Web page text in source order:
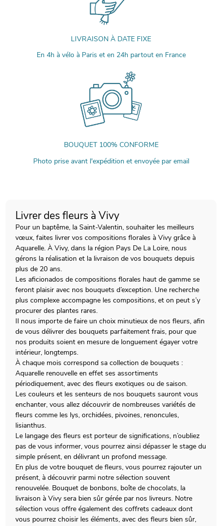
LIVRAISON À DATE FIXE
En 4h à vélo à Paris et en 24h partout en France
BOUQUET 100% CONFORME
Photo prise avant l'expédition et envoyée par email
Livrer des fleurs à Vivy
Pour un baptême, la Saint-Valentin, souhaiter les meilleurs
vœux, faites livrer vos compositions florales à Vivy grâce à
Aquarelle. À Vivy, dans la région Pays De La Loire, nous
gérons la réalisation et la livraison de vos bouquets depuis
plus de 20 ans.
Les aficionados de compositions florales haut de gamme se
feront plaisir avec nos bouquets d’exception. Une recherche
plus complexe accompagne les compositions, et on peut s’y
procurer des plantes rares.
Il nous importe de faire un choix minutieux de nos fleurs, afin
de vous délivrer des bouquets parfaitement frais, pour que
nos produits soient en mesure de longuement égayer votre
intérieur, longtemps.
À chaque mois correspond sa collection de bouquets :
Aquarelle renouvelle en effet ses assortiments
périodiquement, avec des fleurs exotiques ou de saison.
Les couleurs et les senteurs de nos bouquets sauront vous
enchanter, vous allez découvrir de nombreuses variétés de
fleurs comme les lys, orchidées, pivoines, renoncules,
lisianthus.
Le langage des fleurs est porteur de significations, n’oubliez
pas de vous informer, vous pourrez ainsi dépasser le stage du
simple présent, en délivrant un profond message.
En plus de votre bouquet de fleurs, vous pourrez rajouter un
présent, à découvrir parmi notre sélection souvent
renouvelée. Bouquet de bonbons, boîte de chocolats, la
livraison à Vivy sera bien sûr gérée par nos livreurs. Notre
sélection vous offre également des coffrets cadeaux dont
vous pourrez choisir les éléments, avec des fleurs bien sûr,